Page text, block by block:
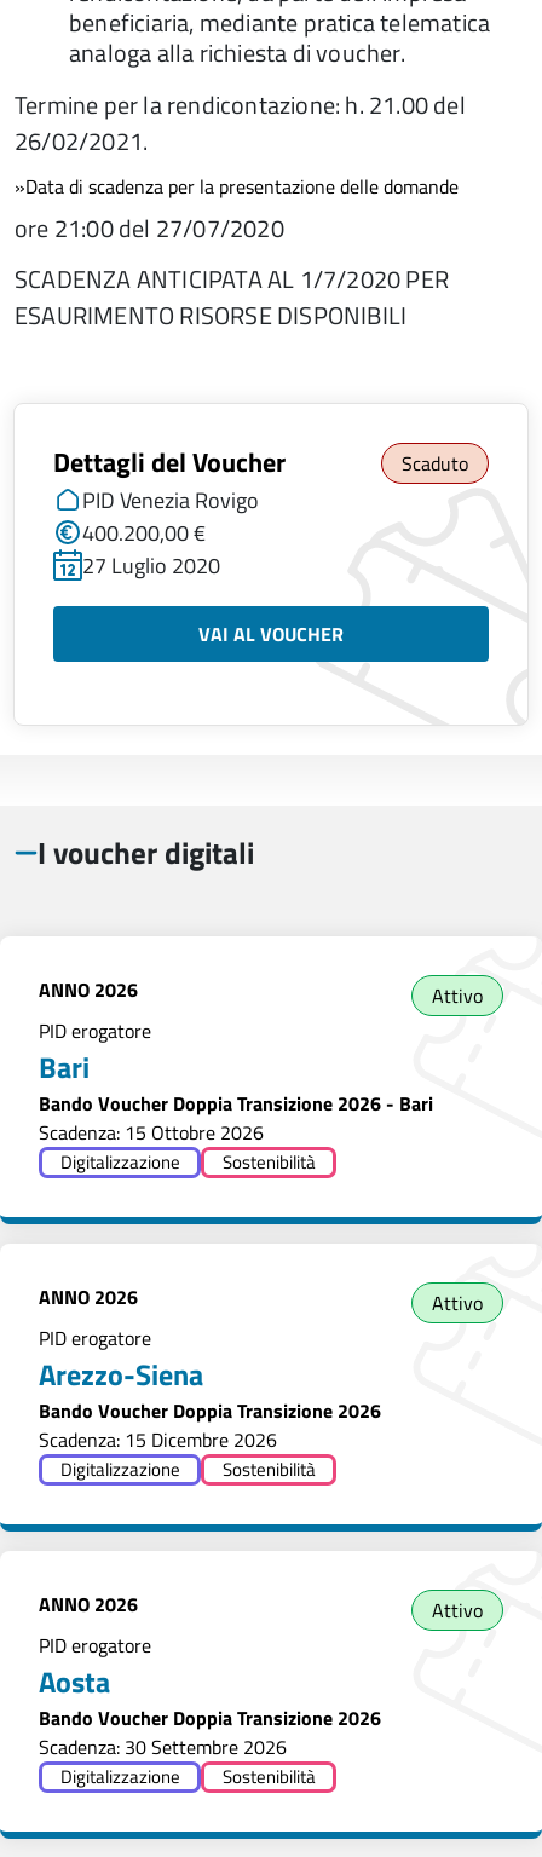
beneficiaria, mediante pratica telematica
analoga alla richiesta di voucher.
Termine per la rendicontazione: h. 21.00 del
26/02/2021.
»Data di scadenza per la presentazione delle domande
ore 21:00 del 27/07/2020
SCADENZA ANTICIPATA AL 1/7/2020 PER
ESAURIMENTO RISORSE DISPONIBILI
Dettagli del Voucher Scaduto
PID Venezia Rovigo
400.200,00 €
27 Luglio 2020
VAI AL VOUCHER
I voucher digitali
ANNO 2026
Attivo
PID erogatore
Bari
Bando Voucher Doppia Transizione 2026 - Bari
Scadenza: 15 Ottobre 2026
Digitalizzazione Sostenibilità
ANNO 2026
Attivo
PID erogatore
Arezzo-Siena
Bando Voucher Doppia Transizione 2026
Scadenza: 15 Dicembre 2026
Digitalizzazione Sostenibilità
ANNO 2026
Attivo
PID erogatore
Aosta
Bando Voucher Doppia Transizione 2026
Scadenza: 30 Settembre 2026
Digitalizzazione Sostenibilità